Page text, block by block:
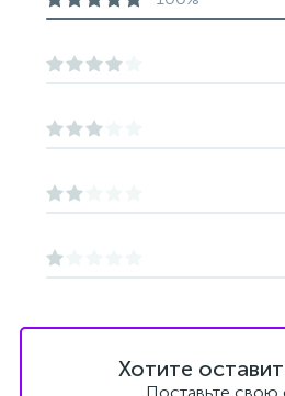
Хотите